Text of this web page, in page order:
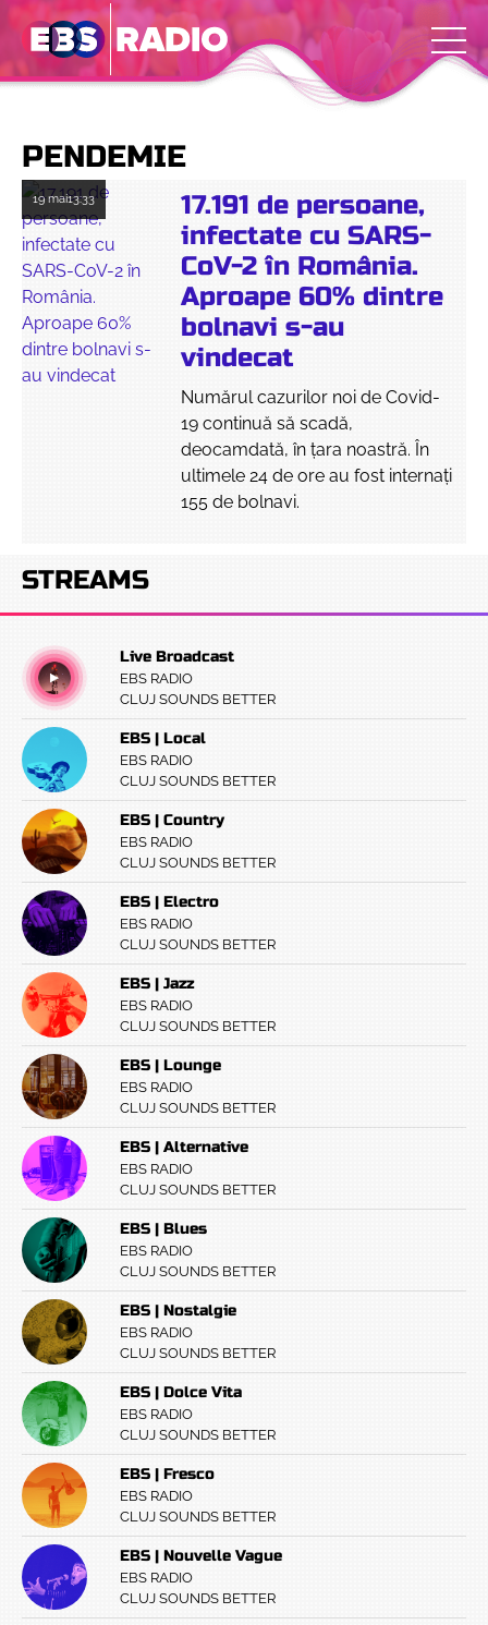
PENDEMIE
19 mai13:33
17.191 de persoane,
infectate cu SARS-
CoV-2 în România.
Aproape 60% dintre
bolnavi s-au
vindecat
Numărul cazurilor noi de Covid-
19 continuă să scadă,
deocamdată, în țara noastră. În
ultimele 24 de ore au fost internați
155 de bolnavi.
STREAMS
Live Broadcast
EBS RADIO
CLUJ SOUNDS BETTER
EBS | Local
EBS RADIO
CLUJ SOUNDS BETTER
EBS | Country
EBS RADIO
CLUJ SOUNDS BETTER
EBS | Electro
EBS RADIO
CLUJ SOUNDS BETTER
EBS | Jazz
EBS RADIO
CLUJ SOUNDS BETTER
EBS | Lounge
EBS RADIO
CLUJ SOUNDS BETTER
EBS | Alternative
EBS RADIO
CLUJ SOUNDS BETTER
EBS | Blues
EBS RADIO
CLUJ SOUNDS BETTER
EBS | Nostalgie
EBS RADIO
CLUJ SOUNDS BETTER
EBS | Dolce Vita
EBS RADIO
CLUJ SOUNDS BETTER
EBS | Fresco
EBS RADIO
CLUJ SOUNDS BETTER
EBS | Nouvelle Vague
EBS RADIO
CLUJ SOUNDS BETTER